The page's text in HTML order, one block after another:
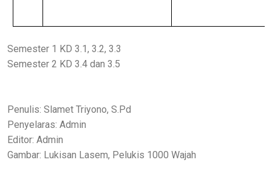
Semester 1 KD 3.1, 3.2, 3.3
Semester 2 KD 3.4 dan 3.5
Penulis: Slamet Triyono, S.Pd
Penyelaras: Admin
Editor: Admin
Gambar: Lukisan Lasem, Pelukis 1000 Wajah